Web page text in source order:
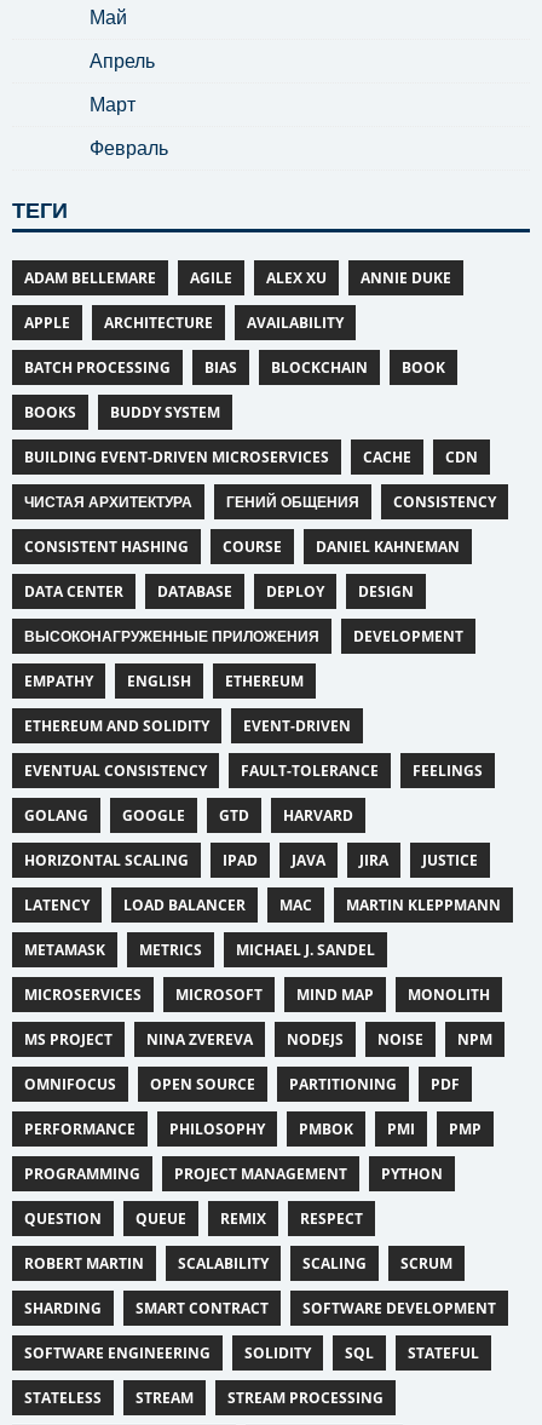
Май
Апрель
Март
Февраль
ТЕГИ
ADAM BELLEMARE AGILE ALEX XU ANNIE DUKE
APPLE ARCHITECTURE AVAILABILITY
BATCH PROCESSING BIAS BLOCKCHAIN BOOK
BOOKS BUDDY SYSTEM
BUILDING EVENT-DRIVEN MICROSERVICES CACHE CDN
ЧИСТАЯ АРХИТЕКТУРА ГЕНИЙ ОБЩЕНИЯ CONSISTENCY
CONSISTENT HASHING COURSE DANIEL KAHNEMAN
DATA CENTER DATABASE DEPLOY DESIGN
ВЫСОКОНАГРУЖЕННЫЕ ПРИЛОЖЕНИЯ DEVELOPMENT
EMPATHY ENGLISH ETHEREUM
ETHEREUM AND SOLIDITY EVENT-DRIVEN
EVENTUAL CONSISTENCY FAULT-TOLERANCE FEELINGS
GOLANG GOOGLE GTD HARVARD
HORIZONTAL SCALING IPAD JAVA JIRA JUSTICE
LATENCY LOAD BALANCER MAC MARTIN KLEPPMANN
METAMASK METRICS MICHAEL J. SANDEL
MICROSERVICES MICROSOFT MIND MAP MONOLITH
MS PROJECT NINA ZVEREVA NODEJS NOISE NPM
OMNIFOCUS OPEN SOURCE PARTITIONING PDF
PERFORMANCE PHILOSOPHY PMBOK PMI PMP
PROGRAMMING PROJECT MANAGEMENT PYTHON
QUESTION QUEUE REMIX RESPECT
ROBERT MARTIN SCALABILITY SCALING SCRUM
SHARDING SMART CONTRACT SOFTWARE DEVELOPMENT
SOFTWARE ENGINEERING SOLIDITY SQL STATEFUL
STATELESS STREAM STREAM PROCESSING